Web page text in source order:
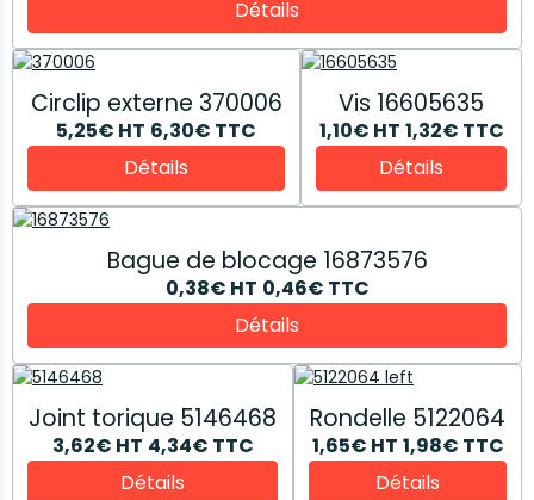
Détails
Circlip externe 370006
5,25€ HT 6,30€ TTC
Détails
Vis 16605635
1,10€ HT 1,32€ TTC
Détails
Bague de blocage 16873576
0,38€ HT 0,46€ TTC
Détails
Joint torique 5146468
3,62€ HT 4,34€ TTC
Détails
Rondelle 5122064
1,65€ HT 1,98€ TTC
Détails